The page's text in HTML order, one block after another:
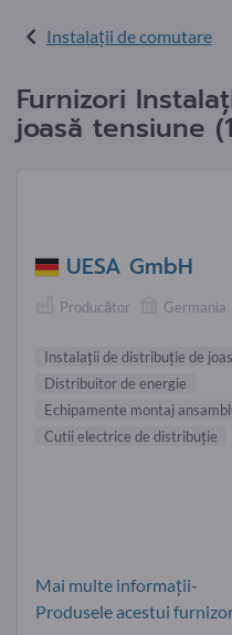
Instalaţii de comutare
Furnizori
joasă tensiune
UESA GmbH
Producător Germania
Instalaţii de distribuţie de
Distribuitor de energie
Echipamente montaj
Cutii electrice de distribuţie
Mai multe informații-
Produsele acestui